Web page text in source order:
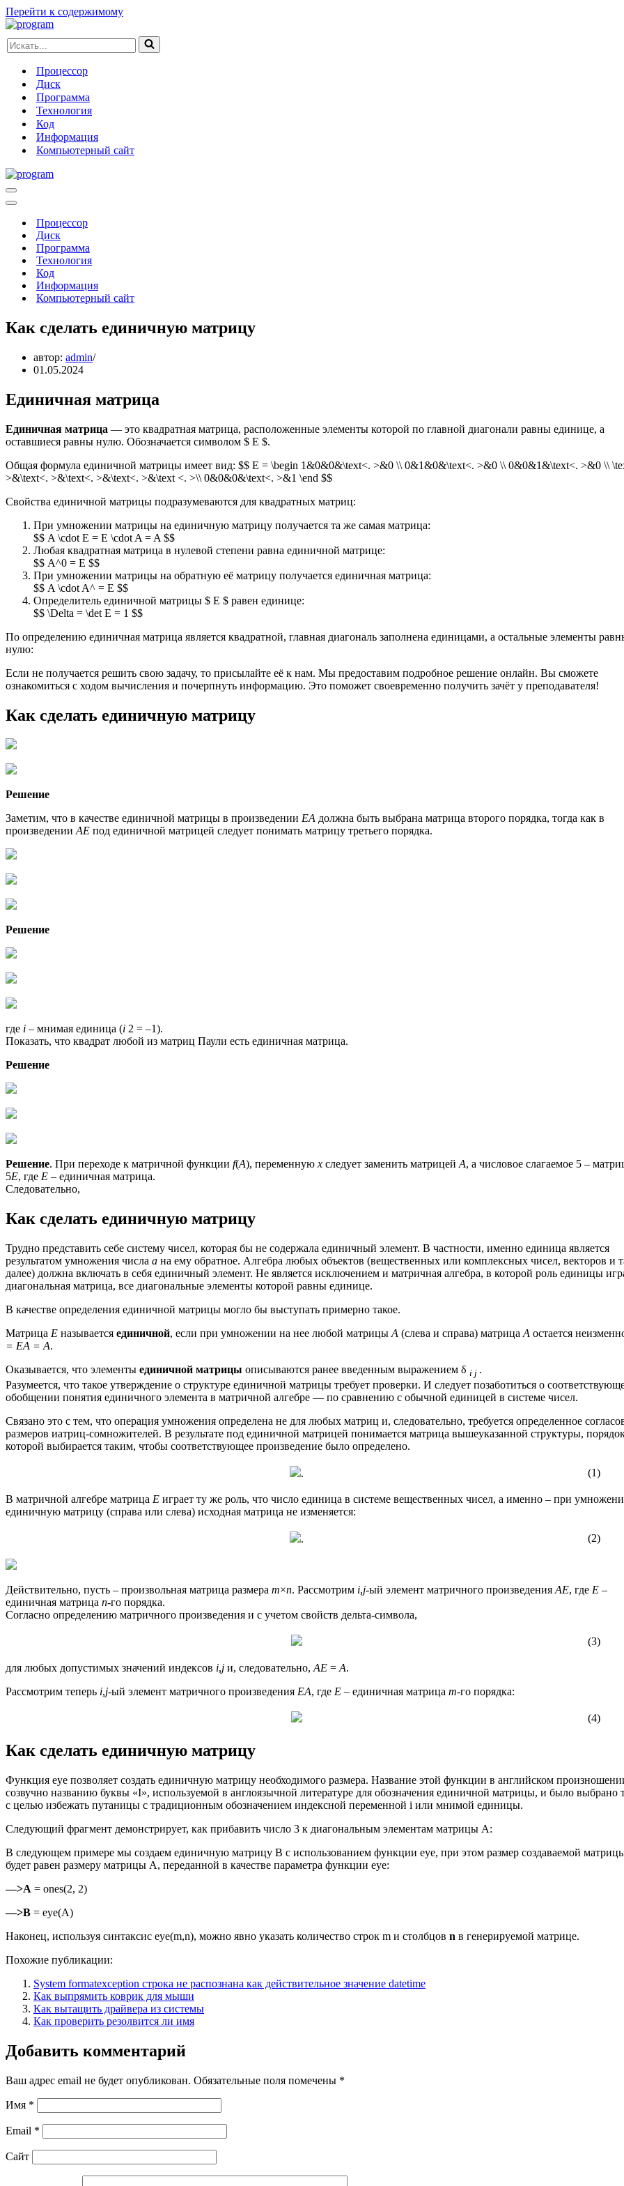
Перейти к содержимому
Искать...
Процессор
Диск
Программа
Технология
Код
Информация
Компьютерный сайт
Меню
навигации
Меню
навигацииПроцессор
Диск
Программа
Технология
Код
Информация
Компьютерный сайт
Как сделать единичную матрицу
автор: admin
01.05.2024
Единичная матрица
Единичная матрица — это квадратная матрица, расположенные элементы которой по главной диагонали равны единице, а
оставшиеся равны нулю. Обозначается символом $ E $.
Общая формула единичной матрицы имеет вид: $$ E = \begin 1&0&0&\text<. >&0 \\ 0&1&0&\text<. >&0 \\ 0&0&1&\text<. >&0 \\
>&\text<. >&\text<. >&\text<. >&\text <. >\\ 0&0&0&\text<. >&1 \end $$
Свойства единичной матрицы подразумеваются для квадратных матриц:
При умножении матрицы на единичную матрицу получается та же самая матрица:
$$ A \cdot E = E \cdot A = A $$
Любая квадратная матрица в нулевой степени равна единичной матрице:
$$ A^0 = E $$
При умножении матрицы на обратную её матрицу получается единичная матрица:
$$ A \cdot A^ = E $$
Определитель единичной матрицы $ E $ равен единице:
$$ \Delta = \det E = 1 $$
По определению единичная матрица является квадратной, главная диагональ заполнена единицами, а остальные элементы
нулю:
Если не получается решить свою задачу, то присылайте её к нам. Мы предоставим подробное решение онлайн. Вы сможете
ознакомиться с ходом вычисления и почерпнуть информацию. Это поможет своевременно получить зачёт у преподавателя!
Как сделать единичную матрицу
Решение
Заметим, что в качестве единичной матрицы в произведении EA должна быть выбрана матрица второго порядка, тогда как в
произведенииAE под единичной матрицей следует понимать матрицу третьего порядка.
Решение
где i – мнимая единица (i 2 = –1).
Показать, что квадрат любой из матриц Паули есть единичная матрица.
Решение
Решение. При переходе к матричной функции f(A), переменнуюx следует заменить матрицейA, а числовое слагаемое 5 –
5E, где E – единичная матрица.
Следовательно,
Как сделать единичную матрицу
Трудно представить себе систему чисел, которая бы не содержала единичный элемент. В частности, именно единица является
результатом умножения числа a на ему обратное. Алгебра любых объектов (вещественных или комплексных чисел, векторов и
далее) должна включать в себя единичный элемент. Не является исключением и матричная алгебра, в которой роль единицы
диагональная матрица, все диагональные элементы которой равны единице.
В качестве определения единичной матрицы могло бы выступать примерно такое.
Матрица E называется единичной, если при умножении на нее любой матрицы A (слева и справа) матрица A остается
= EA = A.
Оказывается, что элементы единичной матрицы описываются ранее введенным выражением δ i j .
Разумеется, что такое утверждение о структуре единичной матрицы требует проверки. И следует позаботиться о
обобщении понятия единичного элемента в матричной алгебре — по сравнению с обычной единицей в системе чисел.
Связано это с тем, что операция умножения определена не для любых матриц и, следовательно, требуется определенное
размеров иатриц-сомножителей. В результате под единичной матрицей понимается матрица вышеуказанной структуры,
которой выбирается таким, чтобы соответствующее произведение было определено.
. (1)
В матричной алгебре матрица E играет ту же роль, что число единица в системе вещественных чисел, а именно – при
единичную матрицу (справа или слева) исходная матрица не изменяется:
. (2)
Действительно, пусть – произвольная матрица размера m×n. Рассмотрим i,j-ый элемент матричного произведенияAE, где E –
единичная матрица n-го порядка.
Согласно определению матричного произведения и с учетом свойств дельта-символа,
(3)
для любых допустимых значений индексов i,j и, следовательно,AE =A.
Рассмотрим теперь i,j-ый элемент матричного произведения EA, где E – единичная матрица m-го порядка:
(4)
Как сделать единичную матрицу
Функция eye позволяет создать единичную матрицу необходимого размера. На­звание этой функции в английском
созвучно названию буквы «I», используемой в англоязычной литературе для обозначения единичной матрицы, и было выбрано
с целью избежать путаницы с традиционным обозначе­нием индексной переменной i или мнимой единицы.
Следующий фрагмент демонстрирует, как прибавить число 3 к диагональ­ным элементам матрицы А:
В следующем примере мы создаем единичную матрицу В с использованием функции eye, при этом размер создаваемой
будет равен размеру мат­рицы А, переданной в качестве параметра функции eye:
—>А = ones(2, 2)
—>В = еуе(А)
Наконец, используя синтаксис eye(m,n), можно явно указать количество строк m и столбцов n в генерируемой матрице.
Похожие публикации:
System formatexception строка не распознана как действительное значение datetime
Как выпрямить коврик для мыши
Как вытащить драйвера из системы
Как проверить резолвится ли имя
Добавить комментарий
Ваш адрес email не будет опубликован. Обязательные поля помечены *
Имя *
Email *
Сайт